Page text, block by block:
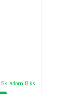
Skladom 8 ks